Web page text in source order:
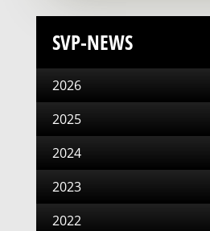
SVP-NEWS
2026
2025
2024
2023
2022